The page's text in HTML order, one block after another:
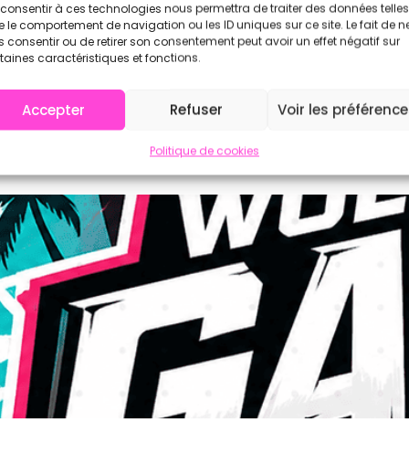
à ces technologies nous permettra de traiter des données telles
le comportement de navigation ou les ID uniques sur ce site. Le fait de
consentir ou de retirer son consentement peut avoir un effet négatif sur
caractéristiques et fonctions.
Accepter Refuser Voir les
Politique de cookies